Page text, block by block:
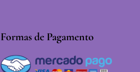
Formas de Pagamento